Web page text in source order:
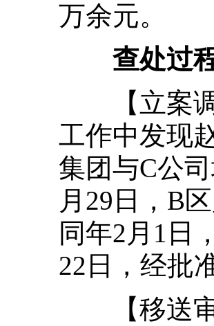
万余元。
查处过程
【立案调
工作中发现
集团与C公
月29日，B
同年2月1日
22日，经批
【移送审